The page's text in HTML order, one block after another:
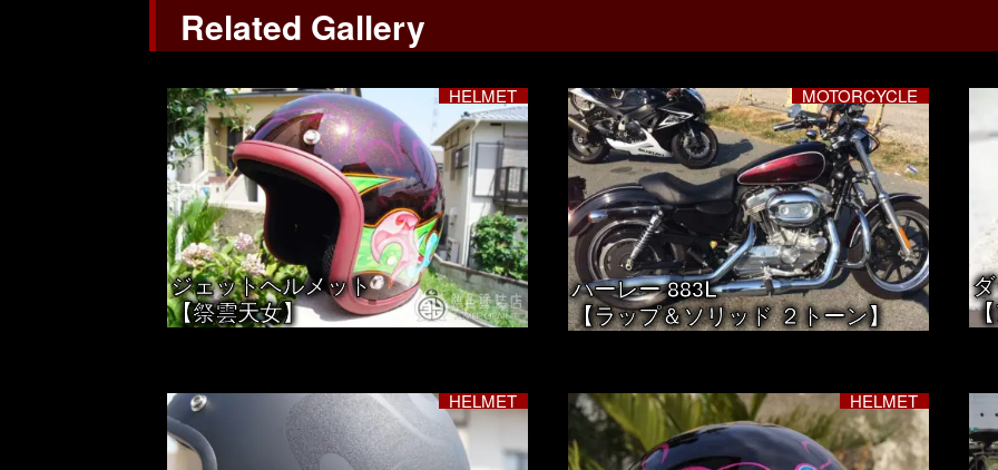
Related Gallery
HELMET
ジェットヘルメット
【祭雲天女】
MOTORCYCLE
ハーレー 883L
【ラップ＆ソリッド ２トーン】
HELMET HELMET